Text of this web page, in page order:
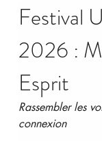
Festival
2026 :
Esprit
Rassembler les
connexion